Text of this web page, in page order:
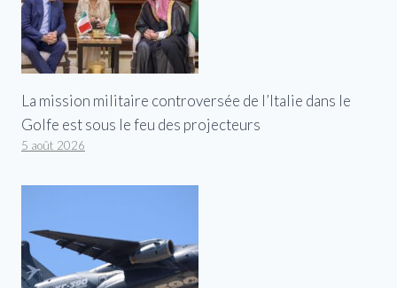
La mission militaire controversée de l’Italie dans le
Golfe est sous le feu des projecteurs
5 août 2026